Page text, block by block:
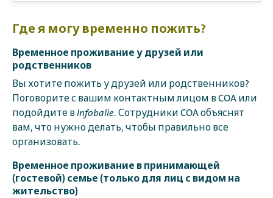
Где я могу временно пожить?
Временное проживание у друзей или
родственников
Вы хотите пожить у друзей или родственников?
Поговорите с вашим контактным лицом в COA или
подойдите вInfobalie. Сотрудники COA объяснят
вам, что нужно делать, чтобы правильно все
организовать.
Временное проживание в принимающей
(гостевой) семье (только для лиц с видом на
жительство)